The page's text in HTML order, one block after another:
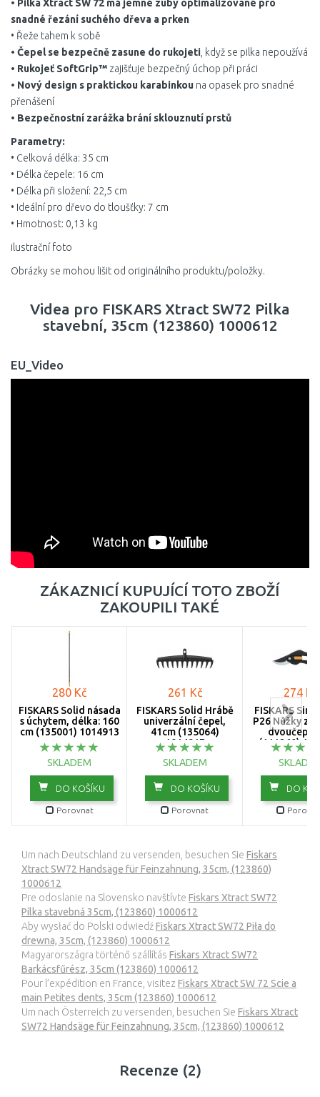
• Pilka Xtract SW 72 má jemné zuby optimalizované pro
snadné řezání suchého dřeva a prken
• Řeže tahem k sobě
• Čepel se bezpečně zasune do rukojeti , když se pilka nepoužívá
• Rukojeť SoftGrip™ zajišťuje bezpečný úchop při práci
• Nový design s praktickou karabinkou na opasek pro snadné
přenášení
• Bezpečnostní zarážka brání sklouznutí prstů
Parametry:
• Celková délka: 35 cm
• Délka čepele: 16 cm
• Délka při složení: 22,5 cm
• Ideální pro dřevo do tloušťky: 7 cm
• Hmotnost: 0,13 kg
ilustrační foto
Obrázky se mohou lišit od originálního produktu/položky.
Videa pro FISKARS Xtract SW72 Pilka
stavební, 35cm (123860) 1000612
EU_Video
ZÁKAZNICÍ KUPUJÍCÍ TOTO ZBOŽÍ
ZAKOUPILI TAKÉ
280 Kč
FISKARS Solid násada
s úchytem, délka: 160
cm (135001) 1014913
SKLADEM
DO KOŠÍKU
Porovnat
261 Kč
FISKARS Solid Hrábě
univerzální čepel,
41cm (135064)
1014917
SKLADEM
DO KOŠÍKU
Porovnat
274 Kč
FISKARS
P26 Nůžky
(111260)
DO
Um nach Deutschland zu versenden, besuchen Sie Fiskars
Xtract SW72 Handsäge für Feinzahnung, 35cm, (123860)
1000612
Pre odoslanie na Slovensko navštívte Fiskars Xtract SW72
Pílka stavebná 35cm, (123860) 1000612
Aby wysłać do Polski odwiedźFiskars Xtract SW72 Piła do
drewna, 35cm, (123860) 1000612
Magyarországra történő szállítás Fiskars Xtract SW72
Barkácsfűrész, 35cm (123860) 1000612
Pour l’expédition en France, visitez Fiskars Xtract SW 72 Scie a
main Petites dents, 35cm (123860) 1000612
Um nach Österreich zu versenden, besuchen Sie Fiskars Xtract
SW72 Handsäge für Feinzahnung, 35cm, (123860) 1000612
Recenze (2)